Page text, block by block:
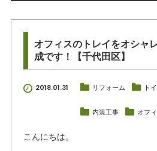
オフィスのトレイをオシャ
成です！【千代田区】
2018.01.31 リフォーム ト
内装工事 オフ
こんにちは。